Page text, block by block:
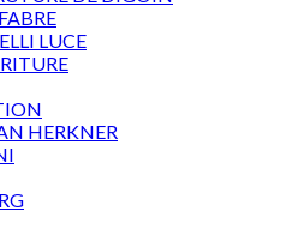
LUCE
HERKNER